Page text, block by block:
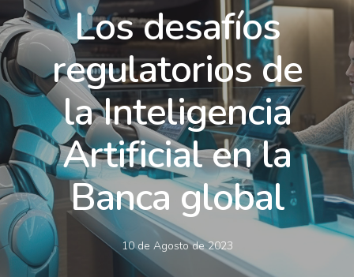
Los desafíos
regulatorios de
la Inteligencia
Artificial en la
Banca global
10 de Agosto de 2023